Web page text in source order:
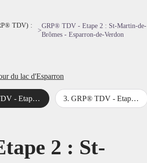
Voir l'image en plein écran
TDV) :
>
GRP® TDV - Etape 2 : St-Martin-de-
Brômes - Esparron-de-Verdon
du lac d'Esparron
de-Brômes - Esparron-de-Verdon 3.GRP® TDV - Etape 3 : Esparron-de-Verdon - Quinson
2 : St-